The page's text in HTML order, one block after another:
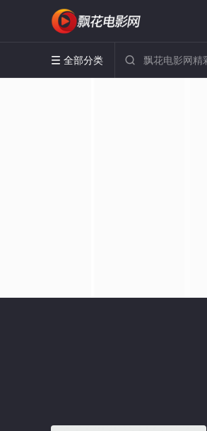
 全部分类 